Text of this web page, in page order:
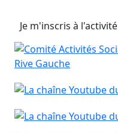
Je m'inscris à l'activité